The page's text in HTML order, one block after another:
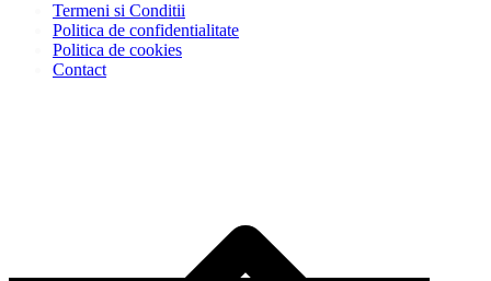
Termeni si Conditii
Politica de confidentialitate
Politica de cookies
Contact